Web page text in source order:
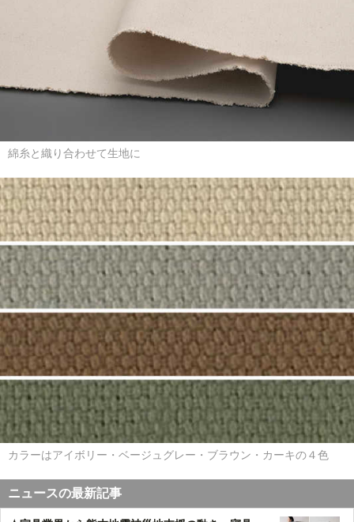
綿糸と織り合わせて生地に
カラーはアイボリー・ベージュグレー・ブラウン・カーキの４色
ニュースの最新記事